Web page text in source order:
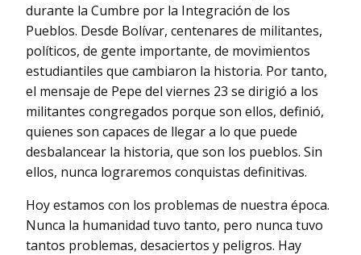
durante la Cumbre por la Integración de los
Pueblos. Desde Bolívar, centenares de militantes,
políticos, de gente importante, de movimientos
estudiantiles que cambiaron la historia. Por tanto,
el mensaje de Pepe del viernes 23 se dirigió a los
militantes congregados porque son ellos, definió,
quienes son capaces de llegar a lo que puede
desbalancear la historia, que son los pueblos. Sin
ellos, nunca lograremos conquistas definitivas.
Hoy estamos con los problemas de nuestra época.
Nunca la humanidad tuvo tanto, pero nunca tuvo
tantos problemas, desaciertos y peligros. Hay